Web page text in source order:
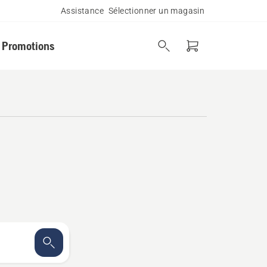
Assistance Sélectionner un magasin
Promotions